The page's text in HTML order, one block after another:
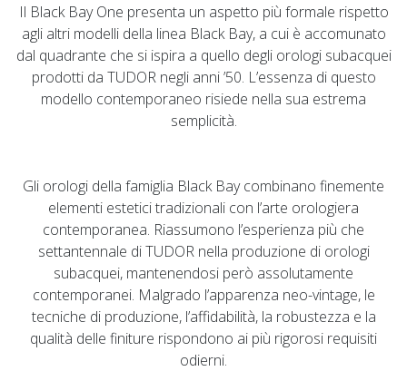
Il Black Bay One presenta un aspetto più formale rispetto
agli altri modelli della linea Black Bay, a cui è accomunato
dal quadrante che si ispira a quello degli orologi subacquei
prodotti da TUDOR negli anni ’50. L’essenza di questo
modello contemporaneo risiede nella sua estrema
semplicità.
Gli orologi della famiglia Black Bay combinano finemente
elementi estetici tradizionali con l’arte orologiera
contemporanea. Riassumono l’esperienza più che
settantennale di TUDOR nella produzione di orologi
subacquei, mantenendosi però assolutamente
contemporanei. Malgrado l’apparenza neo-vintage, le
tecniche di produzione, l’affidabilità, la robustezza e la
qualità delle finiture rispondono ai più rigorosi requisiti
odierni.